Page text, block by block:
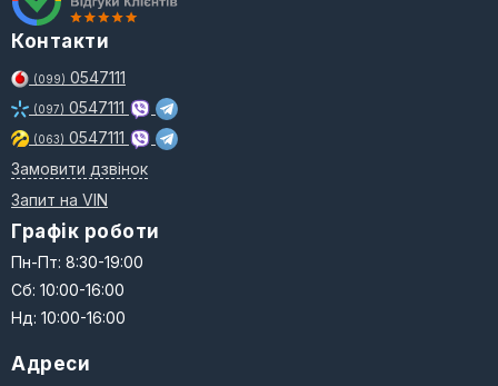
Контакти
(099) 0547111
(097) 0547111
(063) 0547111
Замовити дзвінок
Запит на VIN
Графік роботи
Пн-Пт: 8:30-19:00
Сб: 10:00-16:00
Нд: 10:00-16:00
Адреси